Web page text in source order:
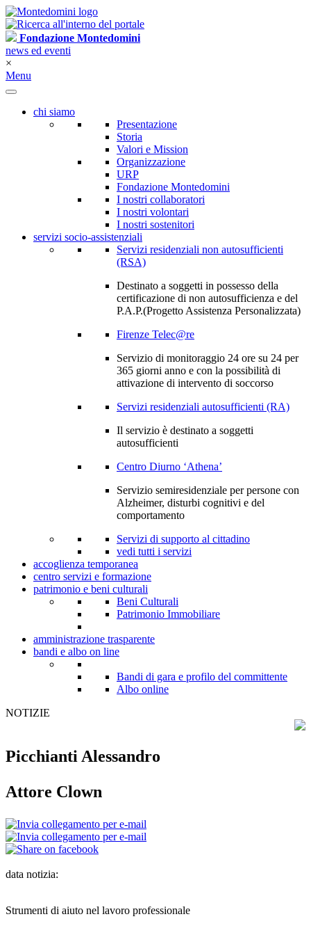
Fondazione Montedomini
news ed eventi
×
Menu
chi siamo
Presentazione
Storia
Valori e Mission
Organizzazione
URP
Fondazione Montedomini
I nostri collaboratori
I nostri volontari
I nostri sostenitori
servizi socio-assistenziali
Servizi residenziali non autosufficienti
(RSA)
Destinato a soggetti in possesso della
certificazione di non autosufficienza e del
P.A.P.(Progetto Assistenza Personalizzata)
Firenze Telec@re
Servizio di monitoraggio 24 ore su 24 per
365 giorni anno e con la possibilità di
attivazione di intervento di soccorso
Servizi residenziali autosufficienti (RA)
Il servizio è destinato a soggetti
autosufficienti
Centro Diurno ‘Athena’
Servizio semiresidenziale per persone con
Alzheimer, disturbi cognitivi e del
comportamento
Servizi di supporto al cittadino
vedi tutti i servizi
accoglienza temporanea
centro servizi e formazione
patrimonio e beni culturali
Beni Culturali
Patrimonio Immobiliare
amministrazione trasparente
bandi e albo on line
Bandi di gara e profilo del committente
Albo online
NOTIZIE
Picchianti Alessandro
Attore Clown
data notizia:
Strumenti di aiuto nel lavoro professionale